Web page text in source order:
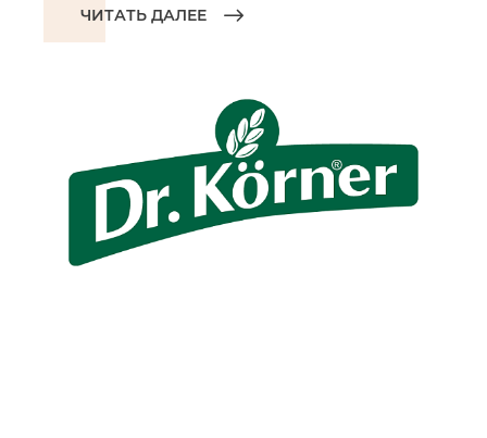
ЧИТАТЬ ДАЛЕЕ